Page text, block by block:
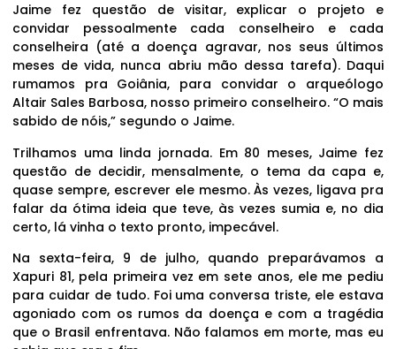
Jaime fez questão de visitar, explicar o projeto e
convidar pessoalmente cada conselheiro e cada
conselheira (até a doença agravar, nos seus últimos
meses de vida, nunca abriu mão dessa tarefa). Daqui
rumamos pra Goiânia, para convidar o arqueólogo
Altair Sales Barbosa, nosso primeiro conselheiro. “O mais
sabido de nóis,” segundo o Jaime.
Trilhamos uma linda jornada. Em 80 meses, Jaime fez
questão de decidir, mensalmente, o tema da capa e,
quase sempre, escrever ele mesmo. Às vezes, ligava pra
falar da ótima ideia que teve, às vezes sumia e, no dia
certo, lá vinha o texto pronto, impecável.
Na sexta-feira, 9 de julho, quando preparávamos a
Xapuri 81, pela primeira vez em sete anos, ele me pediu
para cuidar de tudo. Foi uma conversa triste, ele estava
agoniado com os rumos da doença e com a tragédia
que o Brasil enfrentava. Não falamos em morte, mas eu